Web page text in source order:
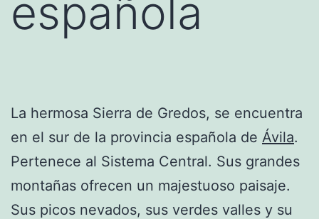
española
La hermosa Sierra de Gredos, se encuentra
en el sur de la provincia española de Ávila.
Pertenece al Sistema Central. Sus grandes
montañas ofrecen un majestuoso paisaje.
Sus picos nevados, sus verdes valles y su